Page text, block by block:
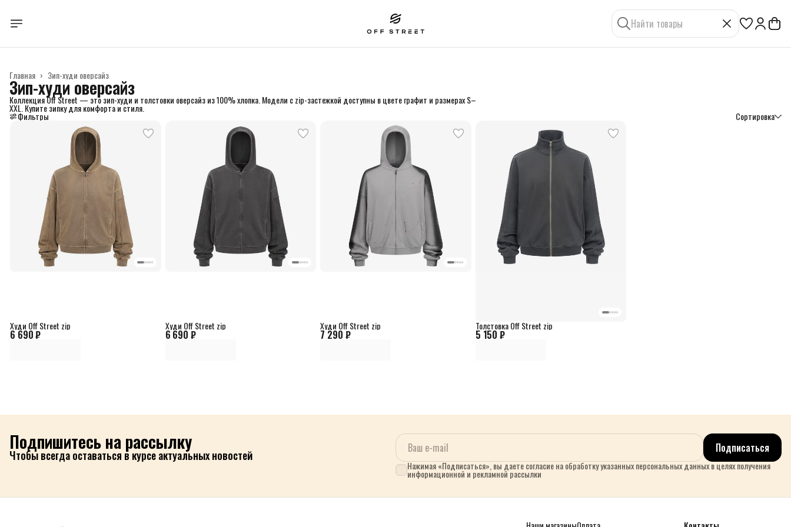
Зип-худи оверсайз
Главная ›
Зип-худи оверсайз
Коллекция Off Street — это зип-худи и толстовки оверсайз из 100% хлопка. Модели с zip-застежкой доступны в цвете графит и размерах S–
XXL. Купите зипку для комфорта и стиля.
Фильтры Сортировка
6 690 ₽
Худи Off Street zip
6 690 ₽
Худи Off Street zip
7 290 ₽
Худи Off Street zip
5 150 ₽
Толстовка Off Street zip
Подпишитесь на рассылку
Чтобы всегда оставаться в курсе актуальных новостей Подписаться
Нажимая «Подписаться», вы даете согласие на обработку указанных персональных данных в целях получения
информационной и рекламной рассылки